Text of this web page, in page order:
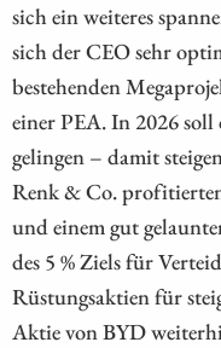
sich ein weiteres
sich der CEO sehr
bestehenden
einer PEA. In 2026
gelingen – damit
Renk & Co.
und einem gut
des 5 % Ziels für
Rüstungsaktien für
Aktie von BYD